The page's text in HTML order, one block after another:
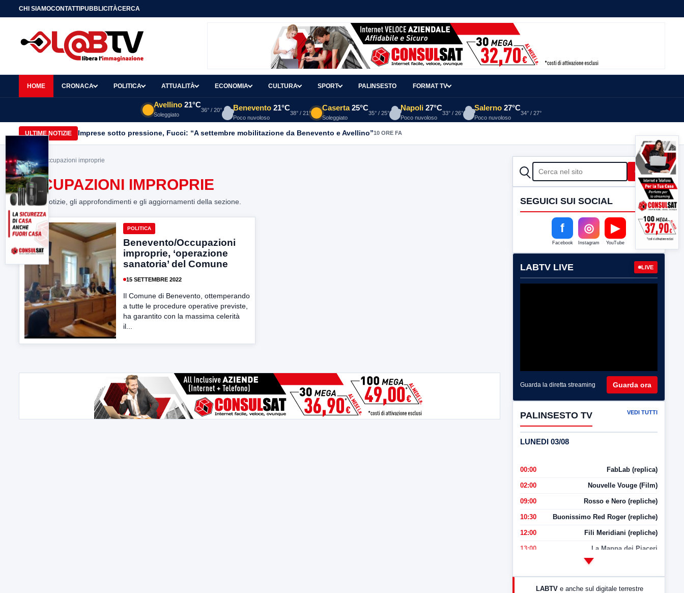
CHI SIAMOCONTATTIPUBBLICITÀCERCA
HOME CRONACA POLITICA ATTUALITÀ ECONOMIA CULTURA SPORT PALINSESTO FORMAT TV
Avellino 21°C
Soleggiato
36° / 20° Benevento 21°C
Poco nuvoloso
38° / 21°
Caserta 25°C
Soleggiato
35° / 25°
Napoli 27°C
Poco nuvoloso
33° / 26°
Salerno 27°C
Poco nuvoloso
34° / 27°
ULTIME NOTIZIE Imprese sotto pressione, Fucci: “A settembre mobilitazione da Benevento e Avellino”10 ORE FA
Home> Occupazioni improprie
OCCUPAZIONI IMPROPRIE
Tutte le notizie, gli approfondimenti e gli aggiornamenti della sezione.
POLITICA
Benevento/Occupazioni
improprie, ‘operazione
sanatoria’ del Comune
15 SETTEMBRE 2022
Il Comune di Benevento, ottemperando
a tutte le procedure operative previste,
ha garantito con la massima celerità
il...
CERCA Cerca
SEGUICI SUI SOCIAL
f
Facebook
◎
Instagram
▶
YouTube
LABTV LIVE LIVE
Guarda la diretta streaming Guarda ora
PALINSESTO TV VEDI TUTTI
LUNEDI 03/08
00:00 FabLab (replica)
02:00 Nouvelle Vouge (Film)
09:00 Rosso e Nero (repliche)
10:30 Buonissimo Red Roger (repliche)
12:00 Fili Meridiani (repliche)
13:00 La Mappa dei Piaceri
LABTV e anche sul digitale terrestre